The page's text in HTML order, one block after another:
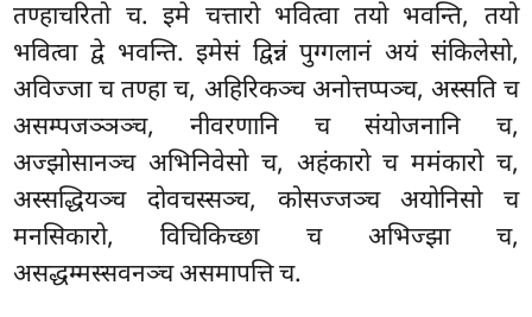
तण्हाचरितो च. इमे चत्तारो भवित्वा तयो भवन्ति, तयो
भवित्वा द्वे भवन्ति. इमेसं द्विन्नं पुग्गलानं अयं संकिलेसो,
अविज्जा च तण्हा च, अहिरिकञ्च अनोत्तप्पञ्च, अस्सति च
असम्पजञ्ञञ्च, नीवरणानि च संयोजनानि च,
अज्झोसानञ्च अभिनिवेसो च, अहंकारो च ममंकारो च,
अस्सद्धियञ्च दोवचस्सञ्च, कोसज्जञ्च अयोनिसो च
मनसिकारो, विचिकिच्छा च अभिज्झा च,
असद्धम्मस्सवनञ्च असमापत्ति च.